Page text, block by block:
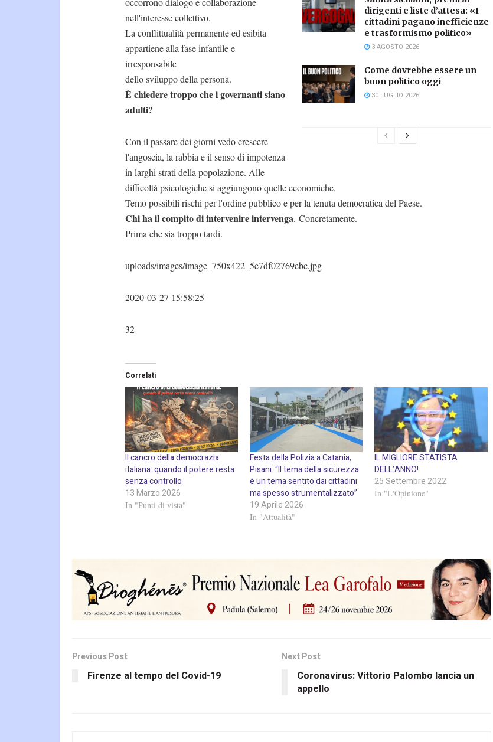
dirigenti e liste d’attesa: «I
cittadini pagano inefficienze
e trasformismo politico»
3 AGOSTO 2026
Come dovrebbe essere un
buon politico oggi
30 LUGLIO 2026
nell'interesse collettivo.
La conflittualità permanente ed esibita
appartiene alla fase infantile e
irresponsabile
dello sviluppo della persona.
È chiedere troppo che i governanti siano
adulti?
Con il passare dei giorni vedo crescere
l'angoscia, la rabbia e il senso di impotenza
in larghi strati della popolazione. Alle
difficoltà psicologiche si aggiungono quelle economiche.
Temo possibili rischi per l'ordine pubblico e per la tenuta democratica del Paese.
Chi ha il compito di intervenire intervenga. Concretamente.
Prima che sia troppo tardi.
uploads/images/image_750x422_5e7df02769ebc.jpg
2020-03-27 15:58:25
32
Correlati
Il cancro della democrazia
italiana: quando il potere resta
senza controllo
13 Marzo 2026
In "Punti di vista"
Festa della Polizia a Catania,
Pisani: “Il tema della sicurezza
è un tema sentito dai cittadini
ma spesso strumentalizzato”
19 Aprile 2026
In "Attualità"
IL MIGLIORE STATISTA
DELL’ANNO!
25 Settembre 2022
In "L'Opinione"
Previous Post
Firenze al tempo del Covid-19
Next Post
Coronavirus: Vittorio Palombo lancia un
appello